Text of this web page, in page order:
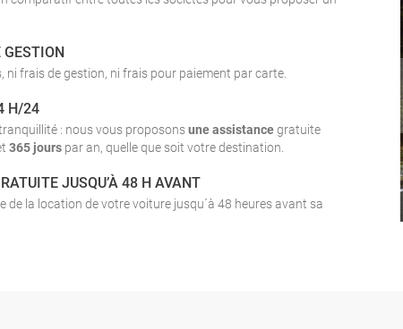
GESTION
ni frais de gestion, ni frais pour paiement par carte.
H/24
: nous vous proposonsune assistancegratuite
365 jours par an, quelle que soit votre destination.
JUSQU’À 48 H AVANT
de la location de votre voiture jusqu´à 48 heures avant sa